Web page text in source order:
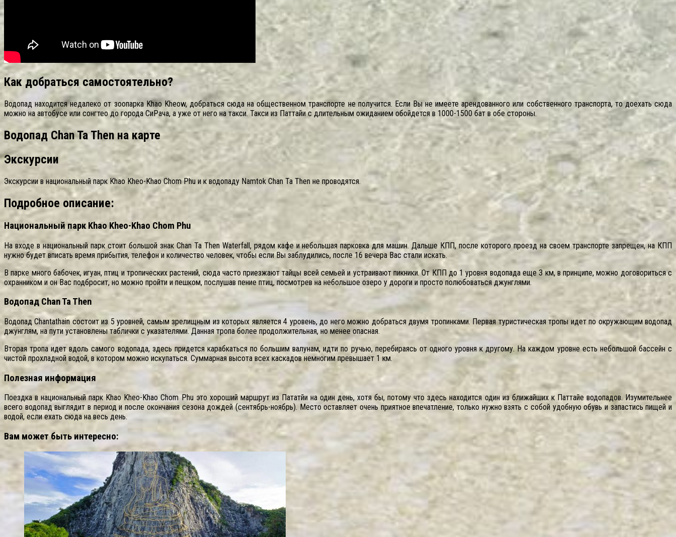
Как добраться самостоятельно?
Водопад находится недалеко от зоопарка Khao Kheow, добраться сюда на общественном транспорте не получится. Если Вы не имеете арендованного или собственного транспорта, то доехать сюда
можно на автобусе или сонгтео до города СиРача, а уже от него на такси. Такси из Паттайи с длительным ожиданием обойдется в 1000-1500 бат в обе стороны.
Водопад Chan Ta Then на карте
Экскурсии
Экскурсии в национальный парк Khao Kheo-Khao Chom Phu и к водопаду Namtok Chan Ta Then не проводятся.
Подробное описание:
Национальный парк Khao Kheo-Khao Chom Phu
На входе в национальный парк стоит большой знак Chan Ta Then Waterfall, рядом кафе и небольшая парковка для машин. Дальше КПП, после которого проезд на своем транспорте запрещен, на КПП
нужно будет вписать время прибытия, телефон и количество человек, чтобы если Вы заблудились, после 16 вечера Вас стали искать.
В парке много бабочек, игуан, птиц и тропических растений, сюда часто приезжают тайцы всей семьей и устраивают пикники. От КПП до 1 уровня водопада еще 3 км, в принципе, можно договориться с
охранником и он Вас подбросит, но можно пройти и пешком, послушав пение птиц, посмотрев на небольшое озеро у дороги и просто полюбоваться джунглями.
Водопад Chan Ta Then
Водопад Chantathain состоит из 5 уровней, самым зрелищным из которых является 4 уровень, до него можно добраться двумя тропинками. Первая туристическая тропы идет по окружающим водопад
джунглям, на пути установлены таблички с указателями. Данная тропа более продолжительная, но менее опасная.
Вторая тропа идет вдоль самого водопада, здесь придется карабкаться по большим валунам, идти по ручью, перебираясь от одного уровня к другому. На каждом уровне есть небольшой бассейн с
чистой прохладной водой, в котором можно искупаться. Суммарная высота всех каскадов немногим превышает 1 км.
Полезная информация
Поездка в национальный парк Khao Kheo-Khao Chom Phu это хороший маршрут из Пататйи на один день, хотя бы, потому что здесь находится один из ближайших к Паттайе водопадов. Изумительнее
всего водопад выглядит в период и после окончания сезона дождей (сентябрь-ноябрь). Место оставляет очень приятное впечатление, только нужно взять с собой удобную обувь и запастись пищей и
водой, если ехать сюда на весь день.
Вам может быть интересно: